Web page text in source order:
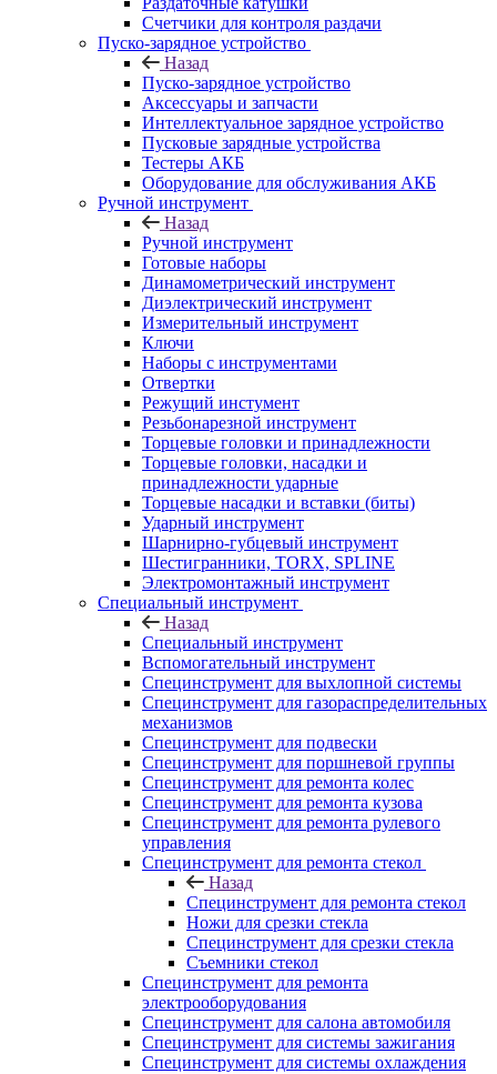
Счетчики для контроля раздачи
Пуско-зарядное устройство
Назад
Пуско-зарядное устройство
Аксессуары и запчасти
Интеллектуальное зарядное устройство
Пусковые зарядные устройства
Тестеры АКБ
Оборудование для обслуживания АКБ
Ручной инструмент
Назад
Ручной инструмент
Готовые наборы
Динамометрический инструмент
Диэлектрический инструмент
Измерительный инструмент
Ключи
Наборы с инструментами
Отвертки
Режущий инстумент
Резьбонарезной инструмент
Торцевые головки и принадлежности
Торцевые головки, насадки и
принадлежности ударные
Торцевые насадки и вставки (биты)
Ударный инструмент
Шарнирно-губцевый инструмент
Шестигранники, TORX, SPLINE
Электромонтажный инструмент
Специальный инструмент
Назад
Специальный инструмент
Вспомогательный инструмент
Специнструмент для выхлопной системы
Специнструмент для газораспределительных
механизмов
Специнструмент для подвески
Специнструмент для поршневой группы
Специнструмент для ремонта колес
Специнструмент для ремонта кузова
Специнструмент для ремонта рулевого
управления
Специнструмент для ремонта стекол
Назад
Специнструмент для ремонта стекол
Ножи для срезки стекла
Специнструмент для срезки стекла
Съемники стекол
Специнструмент для ремонта
электрооборудования
Специнструмент для салона автомобиля
Специнструмент для системы зажигания
Специнструмент для системы охлаждения